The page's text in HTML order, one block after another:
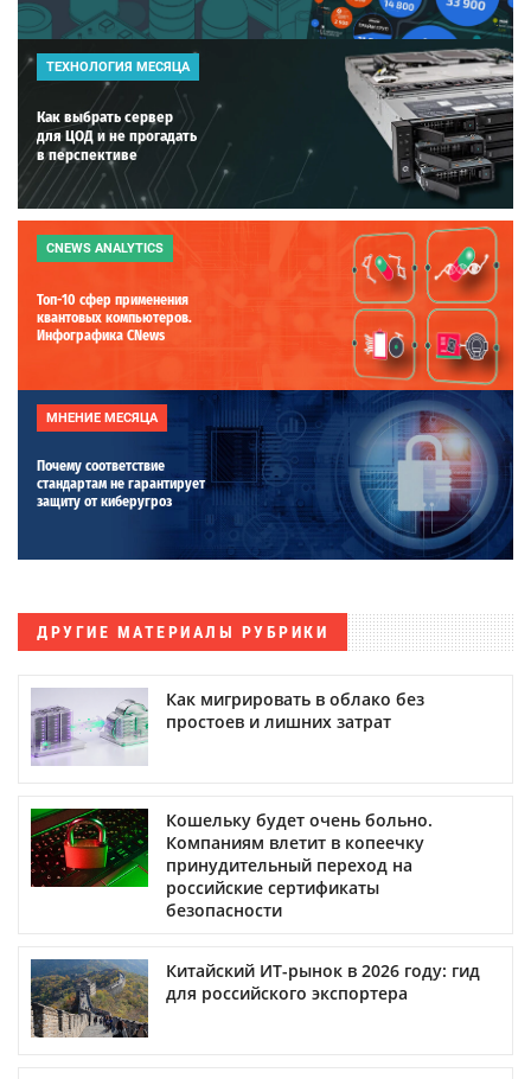
ТЕХНОЛОГИЯ МЕСЯЦА
Как выбрать сервер
для ЦОД и не прогадать
в перспективе
CNEWS ANALYTICS
Топ-10 сфер применения
квантовых компьютеров.
Инфографика CNews
МНЕНИЕ МЕСЯЦА
Почему соответствие
стандартам не гарантирует
защиту от киберугроз
ДРУГИЕ МАТЕРИАЛЫ РУБРИКИ
Как мигрировать в облако без
простоев и лишних затрат
Кошельку будет очень больно.
Компаниям влетит в копеечку
принудительный переход на
российские сертификаты
безопасности
Китайский ИТ-рынок в 2026 году: гид
для российского экспортера